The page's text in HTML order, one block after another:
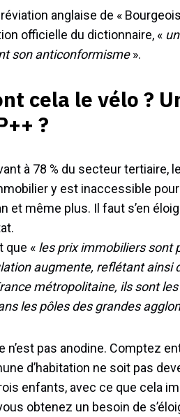
anglaise de «
officielle du dictionnaire, «
son anticonformisme».
cela le vélo ?
?
à 78 % du secteur tertiaire,
y est inaccessible
et même plus. Il faut s’en
que « les prix immobiliers sont
augmente, reflétant ainsi
métropolitaine, ils sont
les pôles des grandes
n’est pas anodine. Comptez
d’habitation ne soit pas
enfants, avec ce que cela
obtenez un besoin de